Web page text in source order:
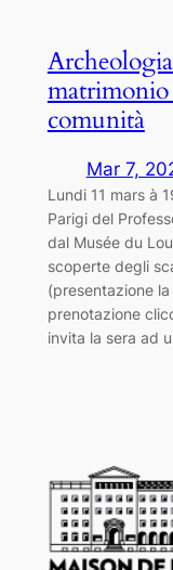
comunità
Mar 7,
Lundi 11 mars à
Parigi del
dal Musée du
scoperte degli
(presentazione
prenotazione
invita la sera ad